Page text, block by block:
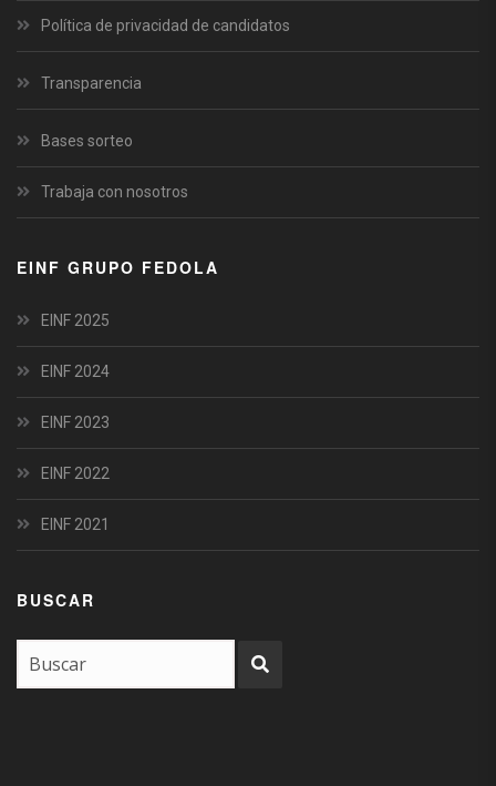
Política de privacidad de candidatos
Transparencia
Bases sorteo
Trabaja con nosotros
EINF GRUPO FEDOLA
EINF 2025
EINF 2024
EINF 2023
EINF 2022
EINF 2021
BUSCAR